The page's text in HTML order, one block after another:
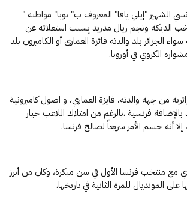
الشهير "إيلي يافا" المعروف ب" بوبا" مواطنه "
الديكة ونجم ريال مدريد بِسبب استعلائه عن
الجزائر بلد والدته فائزة العماري أو الكاميرون بلد
الكروي في أوروبا.
من جهة والدته، فايزة العماري، و اصول كاميرونية
فرنسية .بالرغم من امتلاك اللاعب خيار
مع منتخب فرنسا الأول في سن مبكرة، وكان من أبرز
المونديال للمرة الثانية في تاريخها.